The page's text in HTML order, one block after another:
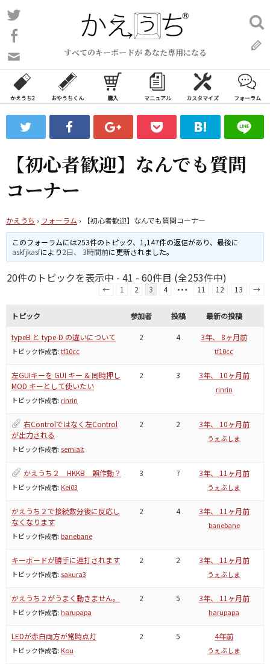
コ
ン
ン
ツ
ス
ッ
すべてのキーボードが あなた専用になる
い
合
わ
フ
ォ
ム
検
索:
かえうち2 おやうちくん 購入 マニュアル カスタマイズ フォーラム
【初心者歓迎】なんでも質問
コーナー
かえうち › フォーラム › 【初心者歓迎】なんでも質問コーナー
このフォーラムには253件のトピック、1,147件の返信があり、最後に
askfjkasfにより2日、 3時間前に更新されました。
20件のトピックを表示中 - 41 - 60件目 (全253件中)
← 1 2 3 4 … 11 12 13 →
トピック 参加者 投稿 最新の投稿
typeB と type-D の違いについて
トピック作成者:tf10cc
2 4 3年、 8ヶ月前
tf10cc
左GUIキーを GUI キー & 同時押し
MOD キーとして使いたい
トピック作成者: rinrin
2 3 3年、 10ヶ月前
rinrin
右Controlではなく左Control
が出力される
トピック作成者:semialt
2 2 3年、 10ヶ月前
うぇぶしま
かえうち２ HKKB 誤作動？
トピック作成者: Kei03
3 7 3年、 11ヶ月前
うぇぶしま
かえうち２で接続数分後に反応し
なくなります
トピック作成者: banebane
2 4 3年、 11ヶ月前
banebane
キーボードが勝手に連打されます
トピック作成者:sakura3
2 2 3年、 11ヶ月前
うぇぶしま
かえうち２がうまく動きません。
トピック作成者: harupapa
2 5 3年、 11ヶ月前
harupapa
LEDが赤白両方が常時点灯
トピック作成者: Kou
2 5 4年前
うぇぶしま